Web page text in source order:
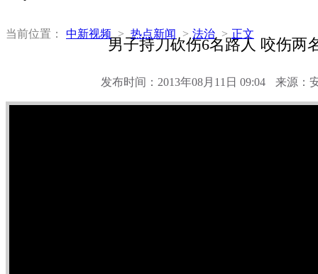
当前位置： 中新视频 > 热点新闻 > 法治 > 正文
男子持刀砍伤6名路人 咬伤两
发布时间：2013年08月11日 09:04 来源：